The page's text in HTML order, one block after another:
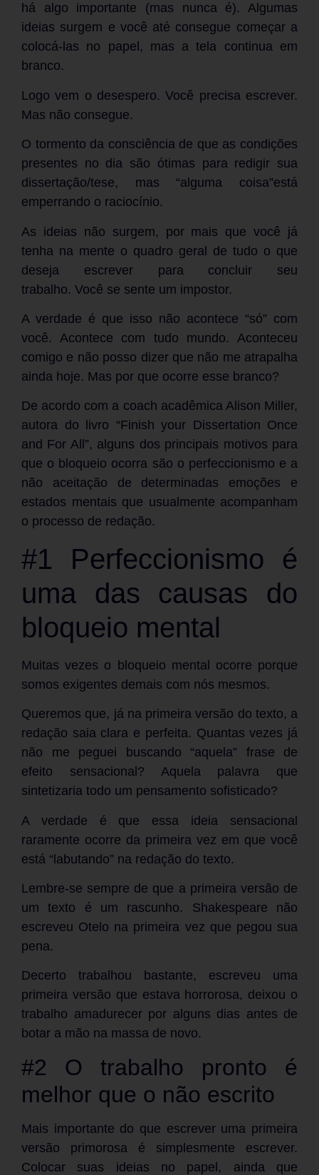
há algo importante (mas nunca é). Algumas
ideias surgem e você até consegue começar a
colocá-las no papel, mas a tela continua em
branco.
Logo vem o desespero. Você precisa escrever.
Mas não consegue.
O tormento da consciência de que as condições
presentes no dia são ótimas para redigir sua
dissertação/tese, mas “alguma coisa”está
emperrando o raciocínio.
As ideias não surgem, por mais que você já
tenha na mente o quadro geral de tudo o que
deseja escrever para concluir seu
trabalho. Você se sente um impostor.
A verdade é que isso não acontece “só” com
você. Acontece com tudo mundo. Aconteceu
comigo e não posso dizer que não me atrapalha
ainda hoje. Mas por que ocorre esse branco?
De acordo com a coach acadêmica Alison Miller,
autora do livro “Finish your Dissertation Once
and For All”, alguns dos principais motivos para
que o bloqueio ocorra são o perfeccionismo e a
não aceitação de determinadas emoções e
estados mentais que usualmente acompanham
o processo de redação.
#1 Perfeccionismo é
uma das causas do
bloqueio mental
Muitas vezes o bloqueio mental ocorre porque
somos exigentes demais com nós mesmos.
Queremos que, já na primeira versão do texto, a
redação saia clara e perfeita. Quantas vezes já
não me peguei buscando “aquela” frase de
efeito sensacional? Aquela palavra que
sintetizaria todo um pensamento sofisticado?
A verdade é que essa ideia sensacional
raramente ocorre da primeira vez em que você
está “labutando” na redação do texto.
Lembre-se sempre de que a primeira versão de
um texto é um rascunho. Shakespeare não
escreveu Otelo na primeira vez que pegou sua
pena.
Decerto trabalhou bastante, escreveu uma
primeira versão que estava horrorosa, deixou o
trabalho amadurecer por alguns dias antes de
botar a mão na massa de novo.
#2 O trabalho pronto é
melhor que o não escrito
Mais importante do que escrever uma primeira
versão primorosa é simplesmente escrever.
Colocar suas ideias no papel, ainda que